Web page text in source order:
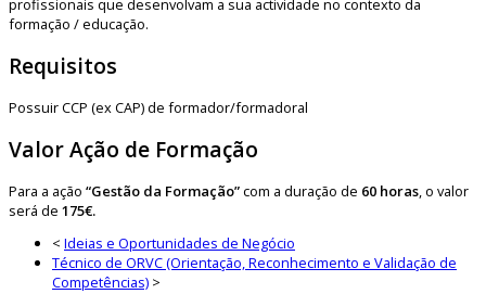
profissionais que desenvolvam a sua actividade no contexto da
formação / educação.
Requisitos
Possuir CCP (ex CAP) de formador/formadoral
Valor Ação de Formação
Para a ação “Gestão da Formação”com a duração de 60 horas , o valor
será de 175€.
< Ideias e Oportunidades de Negócio
Técnico de ORVC (Orientação, Reconhecimento e Validação de
Competências) >